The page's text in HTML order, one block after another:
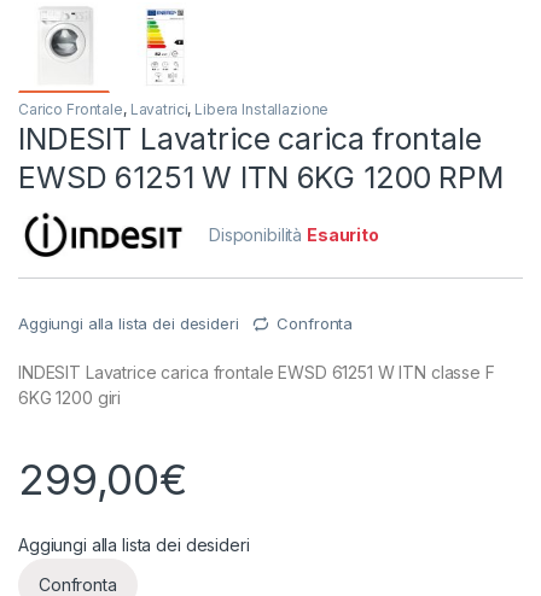
Carico Frontale, Lavatrici, Libera Installazione
INDESIT Lavatrice carica frontale
EWSD 61251 W ITN 6KG 1200 RPM
Disponibilità Esaurito
Aggiungi alla lista dei desideri Confronta
INDESIT Lavatrice carica frontale EWSD 61251 W ITN classe F
6KG 1200 giri
299,00€
Aggiungi alla lista dei desideri
Confronta